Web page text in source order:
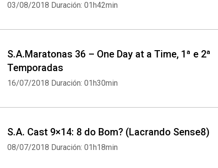
03/08/2018 Duración: 01h42min
S.A.Maratonas 36 – One Day at a Time, 1ª e 2ª
Temporadas
16/07/2018 Duración: 01h30min
S.A. Cast 9×14: 8 do Bom? (Lacrando Sense8)
08/07/2018 Duración: 01h18min